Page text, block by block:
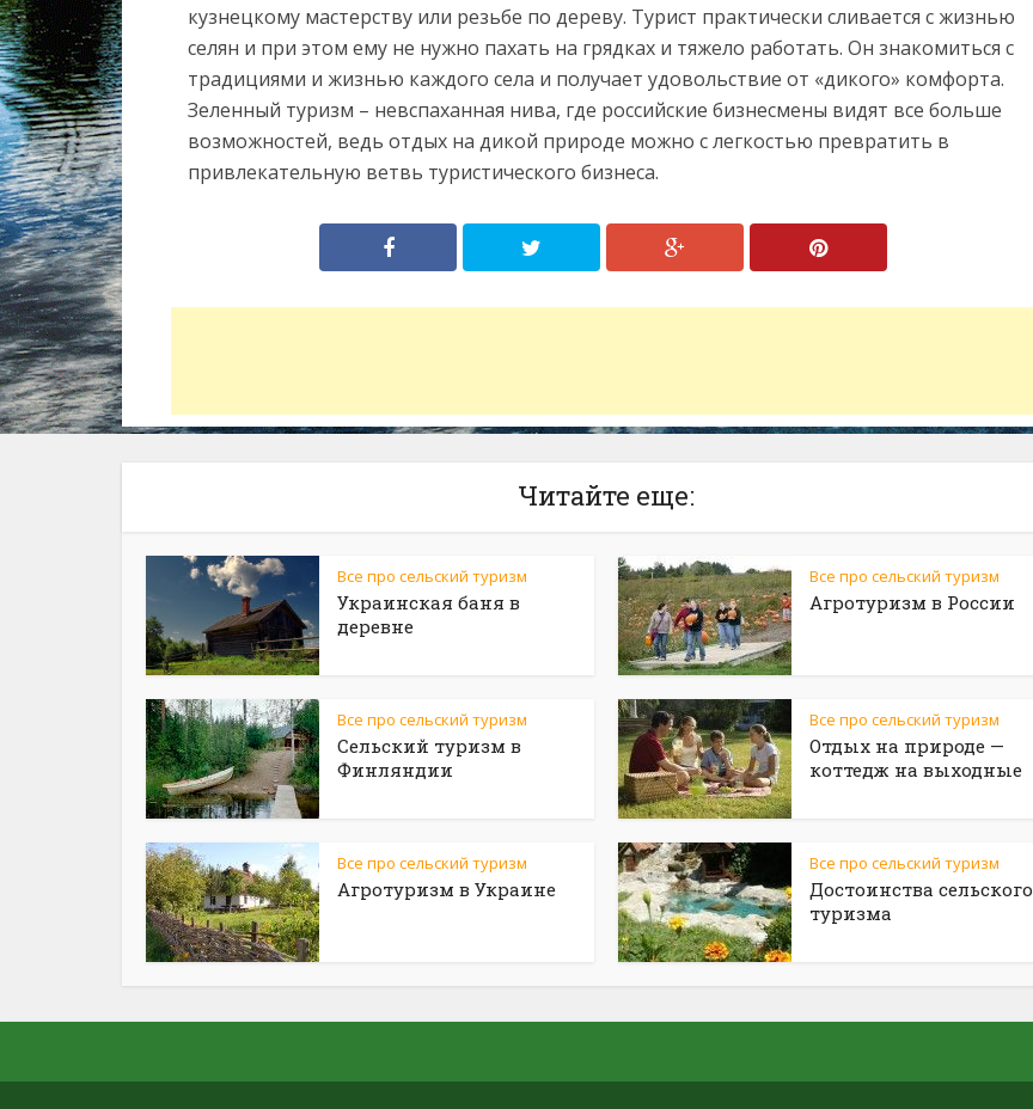
кузнецкому мастерству или резьбе по дереву. Турист практически сливается с жизнью
селян и при этом ему не нужно пахать на грядках и тяжело работать. Он знакомиться с
традициями и жизнью каждого села и получает удовольствие от «дикого» комфорта.
Зеленный туризм – невспаханная нива, где российские бизнесмены видят все больше
возможностей, ведь отдых на дикой природе можно с легкостью превратить в
привлекательную ветвь туристического бизнеса.
Читайте еще:
Все про сельский туризм
Украинская баня в
деревне
Все про сельский туризм
Агротуризм в России
Все про сельский туризм
Сельский туризм в
Финляндии
Все про сельский туризм
Отдых на природе —
коттедж на выходные
Все про сельский туризм
Агротуризм в Украине
Все про сельский туризм
Достоинства сельского
туризма